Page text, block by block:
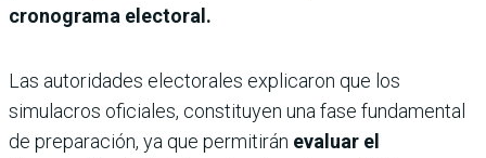
cronograma electoral.
Las autoridades electorales explicaron que los
simulacros oficiales, constituyen una fase fundamental
de preparación, ya que permitirán evaluar el